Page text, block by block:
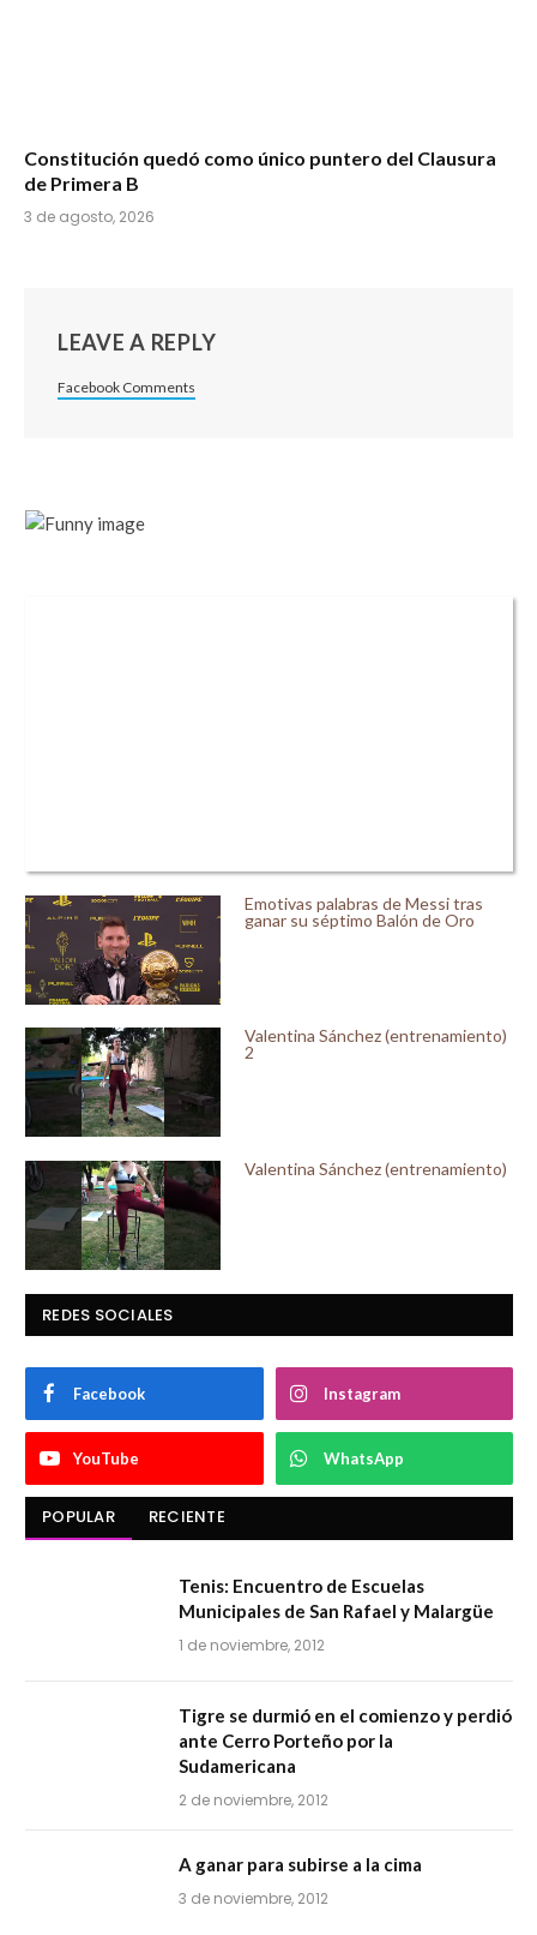
Constitución quedó como único puntero del Clausura
de Primera B
3 de agosto, 2026
LEAVE A REPLY
Facebook Comments
Emotivas palabras de Messi tras
ganar su séptimo Balón de Oro
Valentina Sánchez (entrenamiento)
2
Valentina Sánchez (entrenamiento)
REDES SOCIALES
Facebook Instagram
YouTube WhatsApp
POPULAR RECIENTE
Tenis: Encuentro de Escuelas
Municipales de San Rafael y Malargüe
1 de noviembre, 2012
Tigre se durmió en el comienzo y perdió
ante Cerro Porteño por la
Sudamericana
2 de noviembre, 2012
A ganar para subirse a la cima
3 de noviembre, 2012